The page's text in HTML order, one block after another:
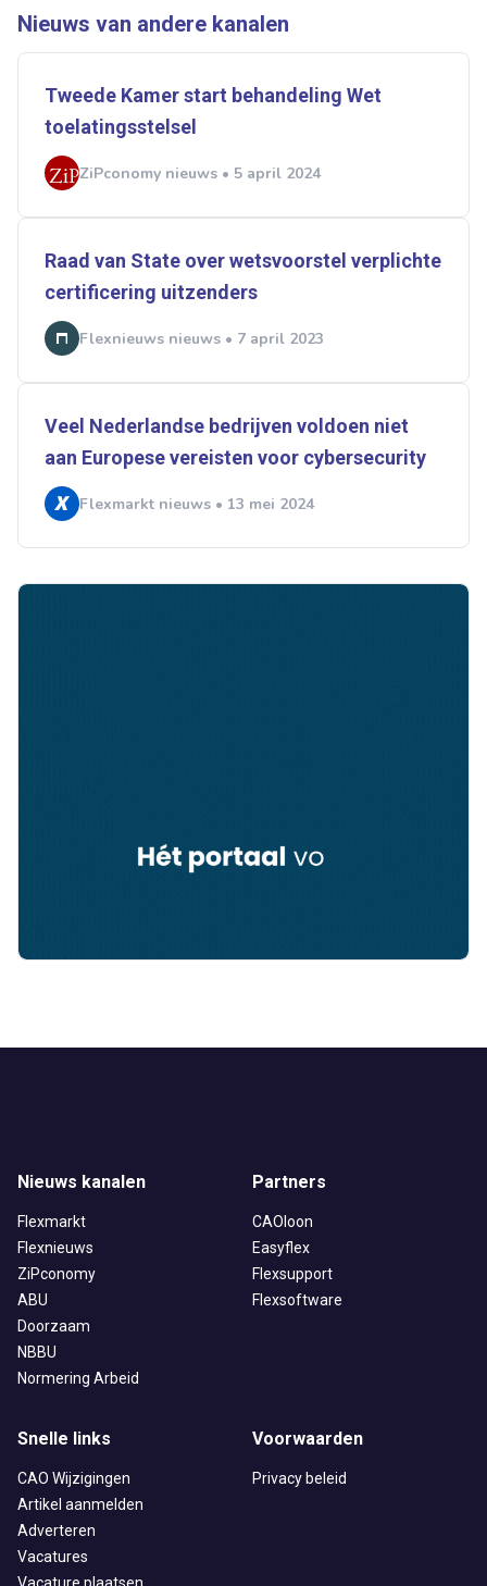
Nieuws van andere kanalen
Tweede Kamer start behandeling Wet
toelatingsstelsel
ZiPconomy nieuws • 5 april 2024
Raad van State over wetsvoorstel verplichte
certificering uitzenders
Flexnieuws nieuws • 7 april 2023
Veel Nederlandse bedrijven voldoen niet
aan Europese vereisten voor cybersecurity
Flexmarkt nieuws • 13 mei 2024
Nieuws kanalen
Flexmarkt
Flexnieuws
ZiPconomy
ABU
Doorzaam
NBBU
Normering Arbeid
Partners
CAOloon
Easyflex
Flexsupport
Flexsoftware
Snelle links
CAO Wijzigingen
Artikel aanmelden
Adverteren
Vacatures
Voorwaarden
Privacy beleid